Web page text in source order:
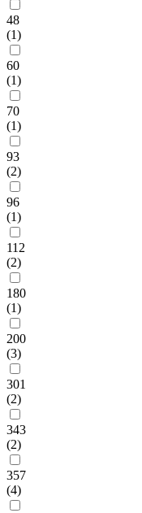
48
(1)
60
(1)
70
(1)
93
(2)
96
(1)
112
(2)
180
(1)
200
(3)
301
(2)
343
(2)
357
(4)